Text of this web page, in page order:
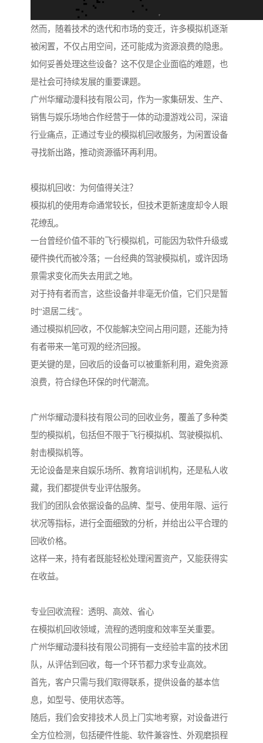
然而，随着技术的迭代和市场的变迁，许多模拟机逐渐
被闲置，不仅占用空间，还可能成为资源浪费的隐患。
如何妥善处理这些设备？这不仅是企业面临的难题，也
是社会可持续发展的重要课题。
广州华耀动漫科技有限公司，作为一家集研发、生产、
销售与娱乐场地合作经营于一体的动漫游戏公司，深谙
行业痛点，正通过专业的模拟机回收服务，为闲置设备
寻找新出路，推动资源循环再利用。
模拟机回收：为何值得关注？
模拟机的使用寿命通常较长，但技术更新速度却令人眼
花缭乱。
一台曾经价值不菲的飞行模拟机，可能因为软件升级或
硬件换代而被冷落；一台经典的驾驶模拟机，或许因场
景需求变化而失去用武之地。
对于持有者而言，这些设备并非毫无价值，它们只是暂
时“退居二线”。
通过模拟机回收，不仅能解决空间占用问题，还能为持
有者带来一笔可观的经济回报。
更关键的是，回收后的设备可以被重新利用，避免资源
浪费，符合绿色环保的时代潮流。
广州华耀动漫科技有限公司的回收业务，覆盖了多种类
型的模拟机，包括但不限于飞行模拟机、驾驶模拟机、
射击模拟机等。
无论设备是来自娱乐场所、教育培训机构，还是私人收
藏，我们都提供专业评估服务。
我们的团队会依据设备的品牌、型号、使用年限、运行
状况等指标，进行全面细致的分析，并给出公平合理的
回收价格。
这样一来，持有者既能轻松处理闲置资产，又能获得实
在收益。
专业回收流程：透明、高效、省心
在模拟机回收领域，流程的透明度和效率至关重要。
广州华耀动漫科技有限公司拥有一支经验丰富的技术团
队，从评估到回收，每一个环节都力求专业高效。
首先，客户只需与我们取得联系，提供设备的基本信
息，如型号、使用状态等。
随后，我们会安排技术人员上门实地考察，对设备进行
全方位检测，包括硬件性能、软件兼容性、外观磨损程